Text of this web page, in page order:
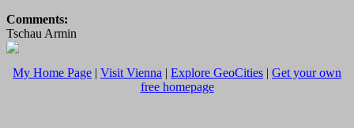
Comments:
Tschau Armin
My Home Page | Visit Vienna | Explore GeoCities | Get your own
free homepage